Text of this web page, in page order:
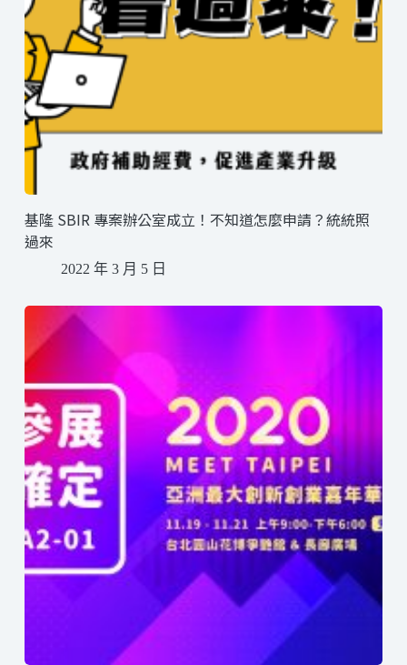
基隆 SBIR 專案辦公室成立！不知道怎麼申請？統統照
過來
2022 年 3 月 5 日